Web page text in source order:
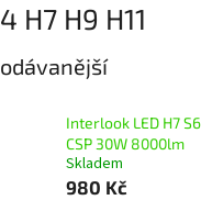
H7 H9 H11
Interlook LED H7 S6
CSP 30W 8000lm
Skladem
980 Kč